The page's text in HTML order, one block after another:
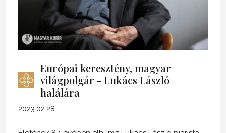
Európai keresztény, magyar
világpolgár - Lukács László
halálára
2023.02.28.